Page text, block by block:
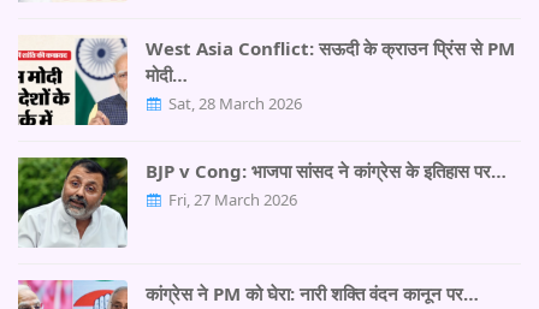
West Asia Conflict: सऊदी के क्राउन प्रिंस से PM
मोदी…
Sat, 28 March 2026
BJP v Cong: भाजपा सांसद ने कांग्रेस के इतिहास पर…
Fri, 27 March 2026
कांग्रेस ने PM को घेरा: नारी शक्ति वंदन कानून पर…